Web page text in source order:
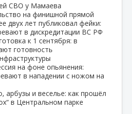
СВО у Мамаева
на финишной прямой
двух лет публиковал фейки:
в дискредитации ВС РФ
к 1 сентября: в
готовность
на фоне опьянения:
в нападении с ножом на
арбузы и веселье: как прошёл
в Центральном парке